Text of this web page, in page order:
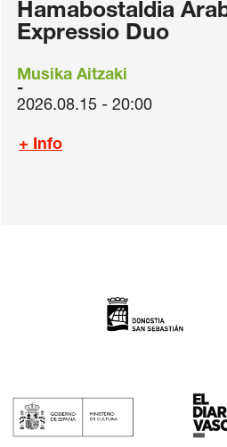
Hamabostaldia
Expressio Duo
Musika Aitzaki
2026.08.15 - 20:00
+ Info